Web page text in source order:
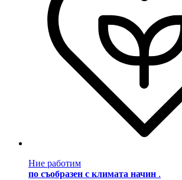
Ние работим
по съобразен с климата начин .